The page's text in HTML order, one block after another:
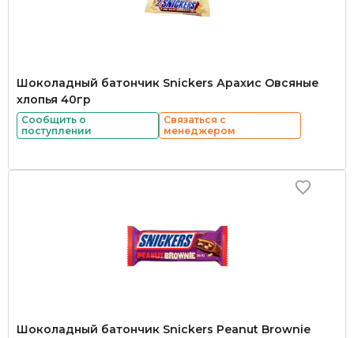
Шоколадный батончик Snickers Арахис Овсяные
хлопья 40гр
Сообщить о
поступлении
Связаться с
менеджером
Шоколадный батончик Snickers Peanut Brownie